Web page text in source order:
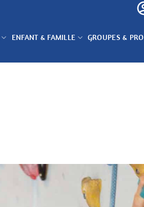
ENFANT & FAMILLE GROUPES & PRO